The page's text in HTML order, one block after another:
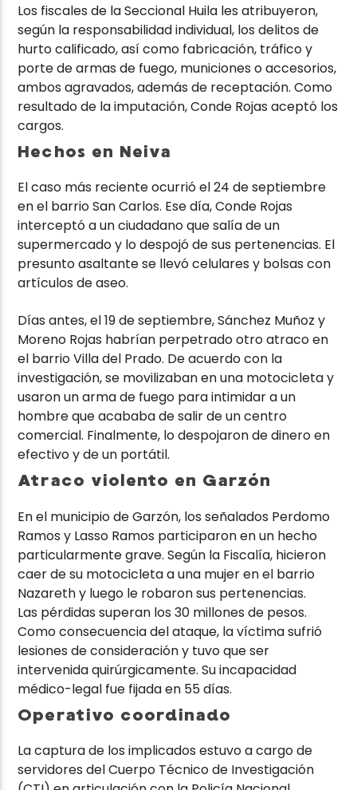
Los fiscales de la Seccional Huila les atribuyeron,
según la responsabilidad individual, los delitos de
hurto calificado, así como fabricación, tráfico y
porte de armas de fuego, municiones o accesorios,
ambos agravados, además de receptación. Como
resultado de la imputación, Conde Rojas aceptó los
cargos.
Hechos en Neiva
El caso más reciente ocurrió el 24 de septiembre
en el barrio San Carlos. Ese día, Conde Rojas
interceptó a un ciudadano que salía de un
supermercado y lo despojó de sus pertenencias. El
presunto asaltante se llevó celulares y bolsas con
artículos de aseo.
Días antes, el 19 de septiembre, Sánchez Muñoz y
Moreno Rojas habrían perpetrado otro atraco en
el barrio Villa del Prado. De acuerdo con la
investigación, se movilizaban en una motocicleta y
usaron un arma de fuego para intimidar a un
hombre que acababa de salir de un centro
comercial. Finalmente, lo despojaron de dinero en
efectivo y de un portátil.
Atraco violento en Garzón
En el municipio de Garzón, los señalados Perdomo
Ramos y Lasso Ramos participaron en un hecho
particularmente grave. Según la Fiscalía, hicieron
caer de su motocicleta a una mujer en el barrio
Nazareth y luego le robaron sus pertenencias.
Las pérdidas superan los 30 millones de pesos.
Como consecuencia del ataque, la víctima sufrió
lesiones de consideración y tuvo que ser
intervenida quirúrgicamente. Su incapacidad
médico-legal fue fijada en 55 días.
Operativo coordinado
La captura de los implicados estuvo a cargo de
servidores del Cuerpo Técnico de Investigación